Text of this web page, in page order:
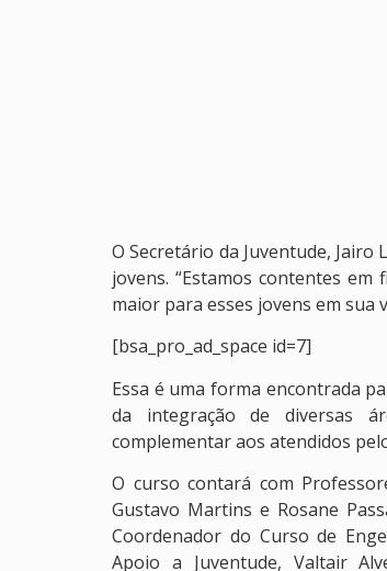
O Secretário da Juventude,
jovens. “Estamos contentes
maior para esses jovens em sua
[bsa_pro_ad_space id=7]
Essa é uma forma encontrada
da integração de diversas
complementar aos atendidos
O curso contará com
Gustavo Martins e Rosane
Coordenador do Curso de
Apoio a Juventude, Valtair